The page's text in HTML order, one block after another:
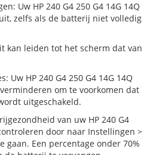
Uw HP 240 G4 250 G4 14G 14Q
zelfs als de batterij niet volledig
kan leiden tot het scherm dat van
Uw HP 240 G4 250 G4 14G 14Q
om te voorkomen dat
uitgeschakeld.
van uw HP 240 G4
door naar Instellingen >
gaan. Een percentage onder 70%